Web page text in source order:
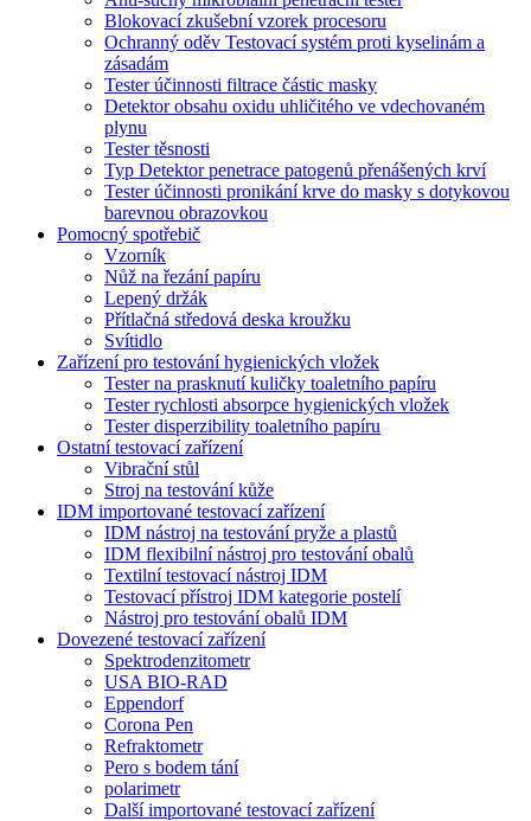
Blokovací zkušební vzorek procesoru
Ochranný oděv Testovací systém proti kyselinám a
zásadám
Tester účinnosti filtrace částic masky
Detektor obsahu oxidu uhličitého ve vdechovaném
plynu
Tester těsnosti
Typ Detektor penetrace patogenů přenášených krví
Tester účinnosti pronikání krve do masky s dotykovou
barevnou obrazovkou
Pomocný spotřebič
Vzorník
Nůž na řezání papíru
Lepený držák
Přítlačná středová deska kroužku
Svítidlo
Zařízení pro testování hygienických vložek
Tester na prasknutí kuličky toaletního papíru
Tester rychlosti absorpce hygienických vložek
Tester disperzibility toaletního papíru
Ostatní testovací zařízení
Vibrační stůl
Stroj na testování kůže
IDM importované testovací zařízení
IDM nástroj na testování pryže a plastů
IDM flexibilní nástroj pro testování obalů
Textilní testovací nástroj IDM
Testovací přístroj IDM kategorie postelí
Nástroj pro testování obalů IDM
Dovezené testovací zařízení
Spektrodenzitometr
USA BIO-RAD
Eppendorf
Corona Pen
Refraktometr
Pero s bodem tání
polarimetr
Další importované testovací zařízení